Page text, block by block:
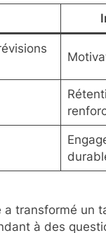
a transformé un
à des